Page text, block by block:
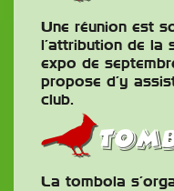
Une réunion est
l’attribution de la
expo de
propose d’y
club.
La tombola